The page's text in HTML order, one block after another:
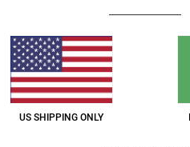
US SHIPPING ONLY